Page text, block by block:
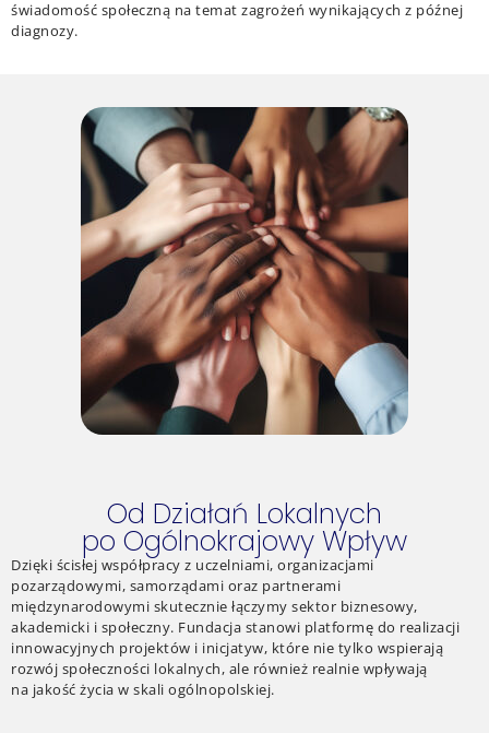
świadomość społeczną na temat zagrożeń wynikających z późnej
diagnozy.
Od Działań Lokalnych
po Ogólnokrajowy Wpływ
Dzięki ścisłej współpracy z uczelniami, organizacjami
pozarządowymi, samorządami oraz partnerami
międzynarodowymi skutecznie łączymy sektor biznesowy,
akademicki i społeczny. Fundacja stanowi platformę do realizacji
innowacyjnych projektów i inicjatyw, które nie tylko wspierają
rozwój społeczności lokalnych, ale również realnie wpływają
na jakość życia w skali ogólnopolskiej.